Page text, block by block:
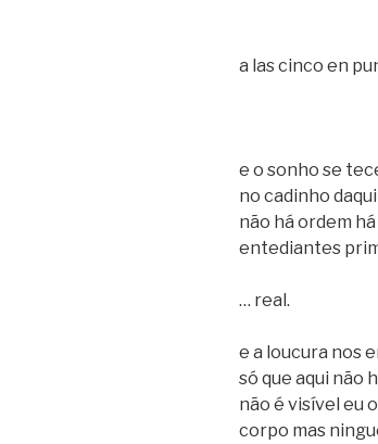
a las cinco en
e o sonho se
no cadinho
não há ordem
entediantes
… real.
e a loucura nos
só que aqui não
não é visível eu
corpo mas